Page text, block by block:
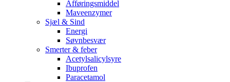
Afføringsmiddel
Maveenzymer
Sjæl & Sind
Energi
Søvnbesvær
Smerter & feber
Acetylsalicylsyre
Ibuprofen
Paracetamol